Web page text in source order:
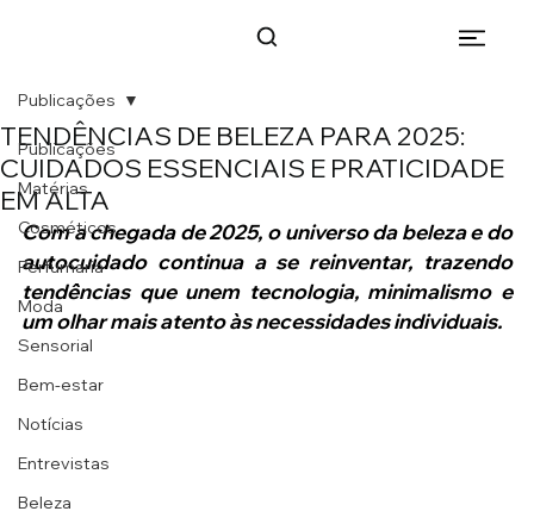
Publicações
Matérias
Cosméticos
Perfumaria
Moda
Sensorial
Bem-estar
Notícias
Entrevistas
Beleza
Publicações
TENDÊNCIAS DE BELEZA PARA 2025:
CUIDADOS ESSENCIAIS E PRATICIDADE
EM ALTA
Com a chegada de 2025, o universo da beleza e do
autocuidado continua a se reinventar, trazendo
tendências que unem tecnologia, minimalismo e
um olhar mais atento às necessidades individuais.